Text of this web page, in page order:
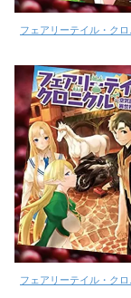
フェアリーテイル・ク
フェアリーテイル・ク